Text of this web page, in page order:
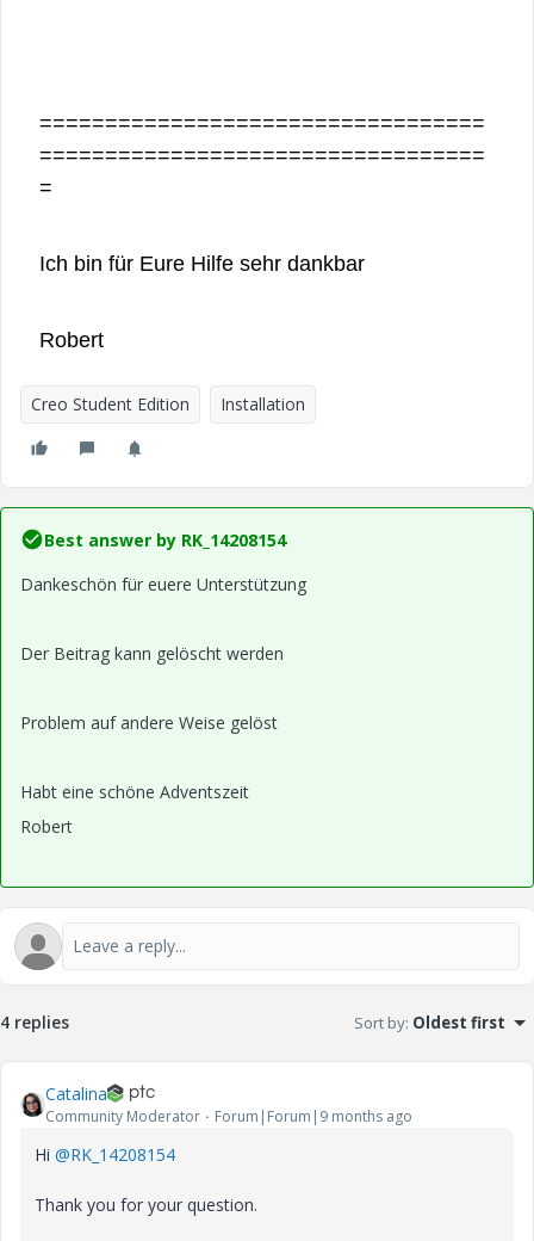
==================================
==================================
=
Ich bin für Eure Hilfe sehr dankbar
Robert
Creo Student Edition Installation
Best answer by RK_14208154
Dankeschön für euere Unterstützung
Der Beitrag kann gelöscht werden
Problem auf andere Weise gelöst
Habt eine schöne Adventszeit
Robert
4 replies Sort by: Oldest first
Catalina
Community Moderator Forum|Forum|9 months ago
Hi @RK_14208154
Thank you for your question.